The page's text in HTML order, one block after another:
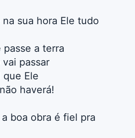
sua hora Ele tudo
passe a terra
passar
que Ele
haverá!
boa obra é fiel pra